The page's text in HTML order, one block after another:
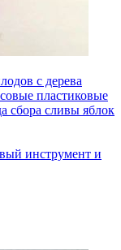
с дерева
пластиковые
сбора сливы яблок
инструмент и